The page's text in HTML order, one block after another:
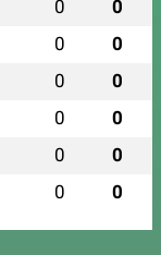
0 0
0 0
0 0
0 0
0 0
0 0